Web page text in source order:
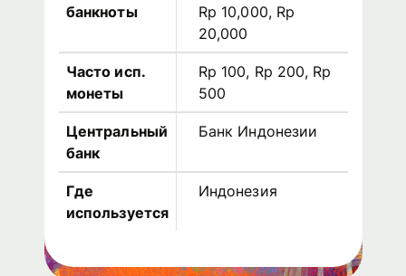
банкноты
Rp 10,000, Rp
20,000
Часто исп.
монеты
Rp 100, Rp 200, Rp
500
Центральный
банк
Банк Индонезии
Где
используется
Индонезия